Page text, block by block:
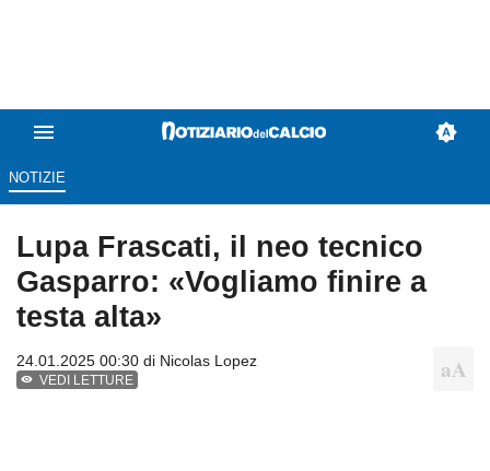
NOTIZIE
Lupa Frascati, il neo tecnico
Gasparro: «Vogliamo finire a
testa alta»
24.01.2025 00:30 di Nicolas Lopez
VEDI LETTURE